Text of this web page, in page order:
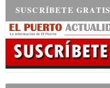
SUSCRÍBETE GRATIS